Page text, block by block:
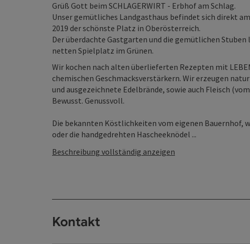
Grüß Gott beim SCHLAGERWIRT - Erbhof am Schlag.
Unser gemütliches Landgasthaus befindet sich direkt
2019 der schönste Platz in Oberösterreich.
Der überdachte Gastgarten und die gemütlichen
netten Spielplatz im Grünen.
Wir kochen nach alten überlieferten Rezepten mit
chemischen Geschmacksverstärkern. Wir erzeugen
und ausgezeichnete Edelbrände, sowie auch Fleisch
Bewusst. Genussvoll.
Die bekannten Köstlichkeiten vom eigenen Bauernhof,
oder die handgedrehten Hascheeknödel ...
Beschreibung vollständig anzeigen
Kontakt